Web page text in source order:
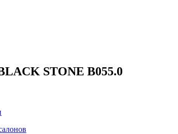
STONE B055.0